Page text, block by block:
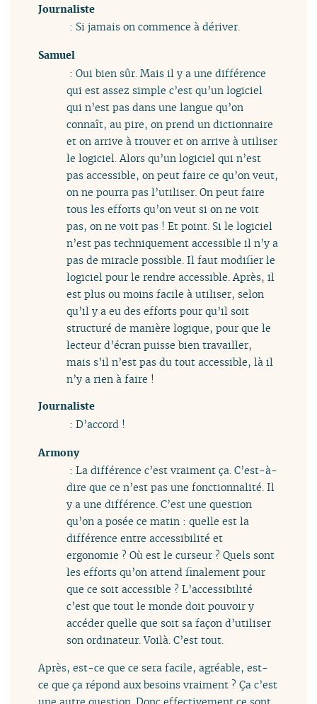
Journaliste
: Si jamais on commence à dériver.
Samuel
: Oui bien sûr. Mais il y a une différence
qui est assez simple c’est qu’un logiciel
qui n’est pas dans une langue qu’on
connaît, au pire, on prend un dictionnaire
et on arrive à trouver et on arrive à utiliser
le logiciel. Alors qu’un logiciel qui n’est
pas accessible, on peut faire ce qu’on veut,
on ne pourra pas l’utiliser. On peut faire
tous les efforts qu’on veut si on ne voit
pas, on ne voit pas ! Et point. Si le logiciel
n’est pas techniquement accessible il n’y a
pas de miracle possible. Il faut modifier le
logiciel pour le rendre accessible. Après, il
est plus ou moins facile à utiliser, selon
qu’il y a eu des efforts pour qu’il soit
structuré de manière logique, pour que le
lecteur d’écran puisse bien travailler,
mais s’il n’est pas du tout accessible, là il
n’y a rien à faire !
Journaliste
: D’accord !
Armony
: La différence c’est vraiment ça. C’est-à-
dire que ce n’est pas une fonctionnalité. Il
y a une différence. C’est une question
qu’on a posée ce matin : quelle est la
différence entre accessibilité et
ergonomie ? Où est le curseur ? Quels sont
les efforts qu’on attend finalement pour
que ce soit accessible ? L’accessibilité
c’est que tout le monde doit pouvoir y
accéder quelle que soit sa façon d’utiliser
son ordinateur. Voilà. C’est tout.
Après, est-ce que ce sera facile, agréable, est-
ce que ça répond aux besoins vraiment ? Ça c’est